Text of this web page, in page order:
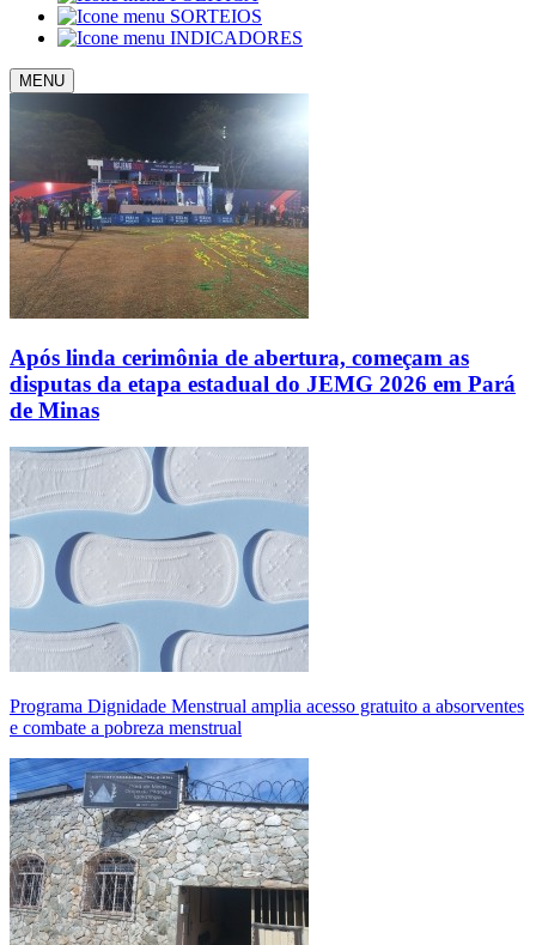
SORTEIOS
INDICADORES
MENU
Após linda cerimônia de abertura, começam as
disputas da etapa estadual do JEMG 2026 em Pará
de Minas
Programa Dignidade Menstrual amplia acesso gratuito a absorventes
e combate a pobreza menstrual